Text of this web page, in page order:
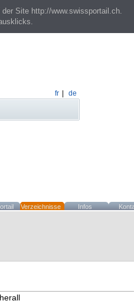
Site http://www.swissportail.ch.
fr de
Verzeichnisse Infos